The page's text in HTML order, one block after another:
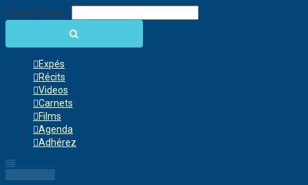
Chercher pour:
Expés
Récits
Videos
Carnets
Films
Agenda
Adhérez